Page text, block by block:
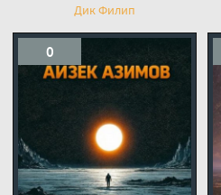
Дик Филип
0